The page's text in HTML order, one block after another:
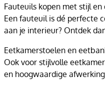
Fauteuils kopen met stijl
Een fauteuil is dé perfecte
aan je interieur? Ontdek
Eetkamerstoelen en
Ook voor stijlvolle
en hoogwaardige